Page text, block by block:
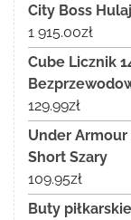
City Boss
1 915.00zł
Cube Licznik
129.99zł
Under
Short Szary
109.95zł
Buty